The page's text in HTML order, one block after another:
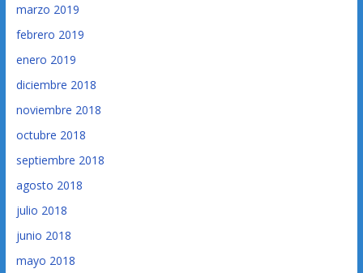
marzo 2019
febrero 2019
enero 2019
diciembre 2018
noviembre 2018
octubre 2018
septiembre 2018
agosto 2018
julio 2018
junio 2018
mayo 2018